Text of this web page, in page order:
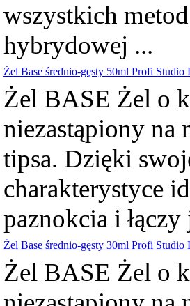
wszystkich
hybrydowej ...
Żel Base średnio-gęsty 50ml Profi Studio
Żel BASE Żel o
niezastąpiony na
tipsa. Dzięki
charakterystyce
paznokcia i
Żel Base średnio-gęsty 30ml Profi Studio
Żel BASE Żel o